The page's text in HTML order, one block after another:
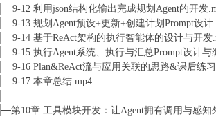
│ 9-12 利用json结构化输出完成规划Agent的开发
│ 9-13 规划Agent预设+更新+创建计划Prompt设计
│ 9-14 基于ReAct架构的执行智能体的设计与开发
│ 9-15 执行Agent系统、执行与汇总Prompt设计与
│ 9-16 Plan&ReAct流与应用关联的思路&课后练
│ 9-17 本章总结.mp4
├─第10章 工具模块开发：让Agent拥有调用与感知